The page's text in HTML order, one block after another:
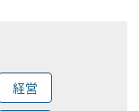
経営